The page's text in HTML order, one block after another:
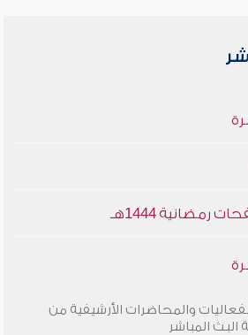
والمحاضرات الأرشيفية من
المباشر